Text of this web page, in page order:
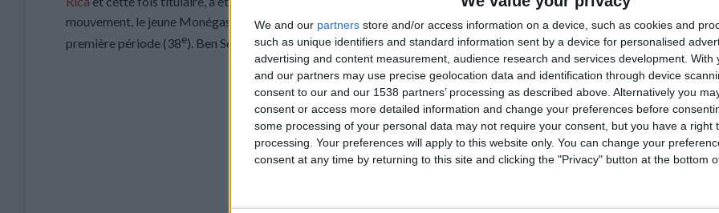
We and our partners store and/or access information on a device, such as cookies and
such as unique identifiers and standard information sent by a device for personalised
advertising and content measurement, audience research and services development. With
and our partners may use precise geolocation data and identification through device
consent to our and our 1538 partners’ processing as described above. Alternatively you
consent or access more detailed information and change your preferences before
some processing of your personal data may not require your consent, but you have a right
processing. Your preferences will apply to this website only. You can change your
consent at any time by returning to this site and clicking the "Privacy" button at the bottom
mouvement, le jeune Monégasque a apporté de la percussion. Mais il a aussi été averti, après un geste d’humeur, en fin de
première période (38e). Ben Seghir a cédé sa place à la 78eminute de jeu.